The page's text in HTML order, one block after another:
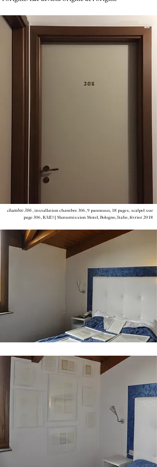
chambre 306 , installation chambre 306, 9 panneaux, 18 pages, scalpel sur
page 306, RAID | Manumission Motel, Bologne, Italie, février 2018